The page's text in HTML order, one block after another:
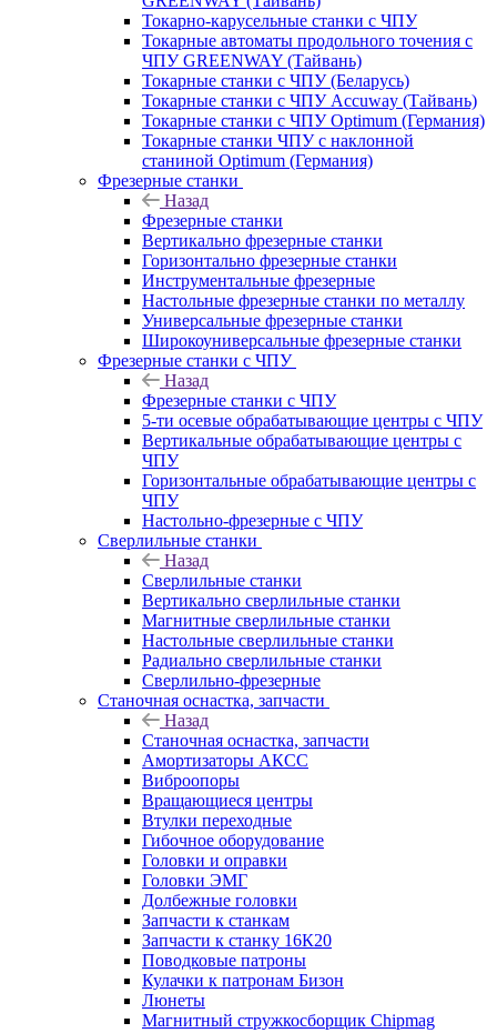
Токарно-карусельные станки с ЧПУ
Токарные автоматы продольного точения с
ЧПУ GREENWAY (Тайвань)
Токарные станки с ЧПУ (Беларусь)
Токарные станки с ЧПУ Accuway (Тайвань)
Токарные станки с ЧПУ Optimum (Германия)
Токарные станки ЧПУ с наклонной
станиной Optimum (Германия)
Фрезерные станки
Назад
Фрезерные станки
Вертикально фрезерные станки
Горизонтально фрезерные станки
Инструментальные фрезерные
Настольные фрезерные станки по металлу
Универсальные фрезерные станки
Широкоуниверсальные фрезерные станки
Фрезерные станки с ЧПУ
Назад
Фрезерные станки с ЧПУ
5-ти осевые обрабатывающие центры с ЧПУ
Вертикальные обрабатывающие центры с
ЧПУ
Горизонтальные обрабатывающие центры с
ЧПУ
Настольно-фрезерные с ЧПУ
Сверлильные станки
Назад
Сверлильные станки
Вертикально сверлильные станки
Магнитные сверлильные станки
Настольные сверлильные станки
Радиально сверлильные станки
Сверлильно-фрезерные
Станочная оснастка, запчасти
Назад
Станочная оснастка, запчасти
Амортизаторы АКСС
Виброопоры
Вращающиеся центры
Втулки переходные
Гибочное оборудование
Головки и оправки
Головки ЭМГ
Долбежные головки
Запчасти к станкам
Запчасти к станку 16К20
Поводковые патроны
Кулачки к патронам Бизон
Люнеты
Магнитный стружкосборщик Chipmag